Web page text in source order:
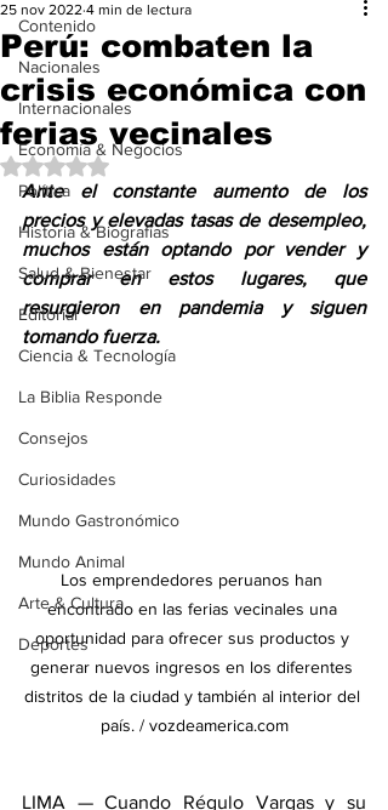
Contenido
Nacionales
Internacionales
Economía & Negocios
Política
Historia & Biografías
Salud & Bienestar
Editorial
Ciencia & Tecnología
La Biblia Responde
Consejos
Curiosidades
Mundo Gastronómico
Mundo Animal
Arte & Cultura
Deportes
Perú: combaten la
crisis económica con
ferias vecinales
25 nov 2022 4 min de lectura
Obtuvo NaN de 5 estrellas.
Ante el constante aumento de los
precios y elevadas tasas de desempleo,
muchos están optando por vender y
comprar en estos lugares, que
resurgieron en pandemia y siguen
tomando fuerza.
Los emprendedores peruanos han
encontrado en las ferias vecinales una
oportunidad para ofrecer sus productos y
generar nuevos ingresos en los diferentes
distritos de la ciudad y también al interior del
país. / vozdeamerica.com
LIMA — Cuando Régulo Vargas y su